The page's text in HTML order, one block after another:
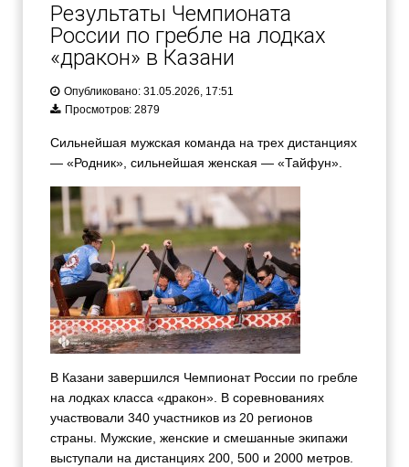
Результаты Чемпионата
России по гребле на лодках
«дракон» в Казани
Опубликовано: 31.05.2026, 17:51
Просмотров: 2879
Сильнейшая мужская команда на трех дистанциях
— «Родник», сильнейшая женская — «Тайфун».
В Казани завершился Чемпионат России по гребле
на лодках класса «дракон». В соревнованиях
участвовали 340 участников из 20 регионов
страны. Мужские, женские и смешанные экипажи
выступали на дистанциях 200, 500 и 2000 метров.